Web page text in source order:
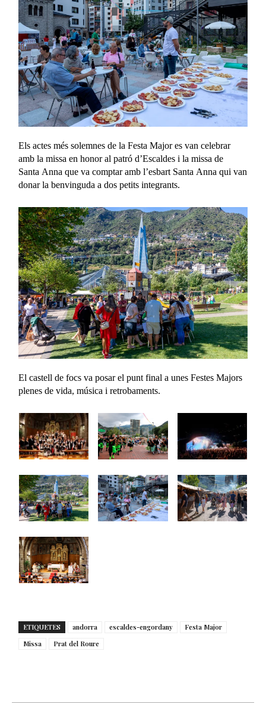
Els actes més solemnes de la Festa Major es van celebrar
amb la missa en honor al patró d’Escaldes i la missa de
Santa Anna que va comptar amb l’esbart Santa Anna qui van
donar la benvinguda a dos petits integrants.
El castell de focs va posar el punt final a unes Festes Majors
plenes de vida, música i retrobaments.
ETIQUETES andorra escaldes-engordany
Festa Major
Missa
Prat del Roure